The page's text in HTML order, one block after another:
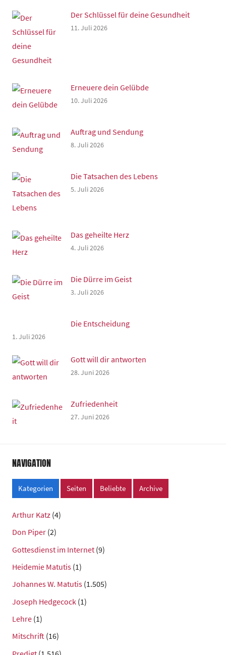
Der Schlüssel für deine Gesundheit
11. Juli 2026
Erneuere dein Gelübde
10. Juli 2026
Auftrag und Sendung
8. Juli 2026
Die Tatsachen des Lebens
5. Juli 2026
Das geheilte Herz
4. Juli 2026
Die Dürre im Geist
3. Juli 2026
Die Entscheidung
1. Juli 2026
Gott will dir antworten
28. Juni 2026
Zufriedenheit
27. Juni 2026
NAVIGATION
Kategorien Seiten Beliebte Archive
Arthur Katz (4)
Don Piper (2)
Gottesdienst im Internet (9)
Heidemie Matutis (1)
Johannes W. Matutis (1.505)
Joseph Hedgecock (1)
Lehre (1)
Mitschrift (16)